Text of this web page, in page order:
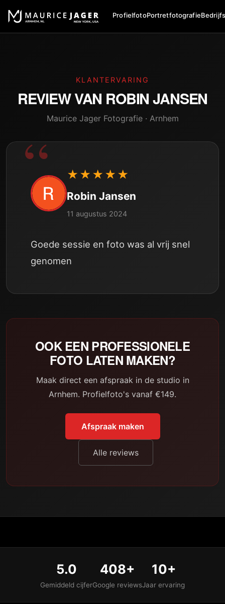
ProfielfotoPortretfotografie
KLANTERVARING
REVIEW VAN ROBIN JANSEN
Maurice Jager Fotografie · Arnhem
★★★★★
Robin Jansen
11 augustus 2024
Goede sessie en foto was al vrij snel
genomen
OOK EEN PROFESSIONELE
FOTO LATEN MAKEN?
Maak direct een afspraak in de studio in
Arnhem. Profielfoto's vanaf €149.
Afspraak maken
Alle reviews
5.0
Gemiddeld cijfer
408+
Google reviews
10+
Jaar ervaring